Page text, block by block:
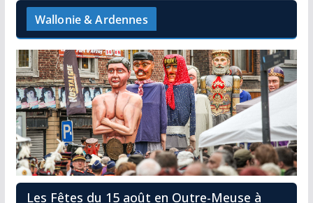
Wallonie & Ardennes
Les Fêtes du 15 août en Outre-Meuse à